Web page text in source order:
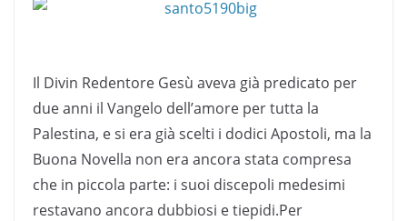
Il Divin Redentore Gesù aveva già predicato per
due anni il Vangelo dell’amore per tutta la
Palestina, e si era già scelti i dodici Apostoli, ma la
Buona Novella non era ancora stata compresa
che in piccola parte: i suoi discepoli medesimi
restavano ancora dubbiosi e tiepidi.Per